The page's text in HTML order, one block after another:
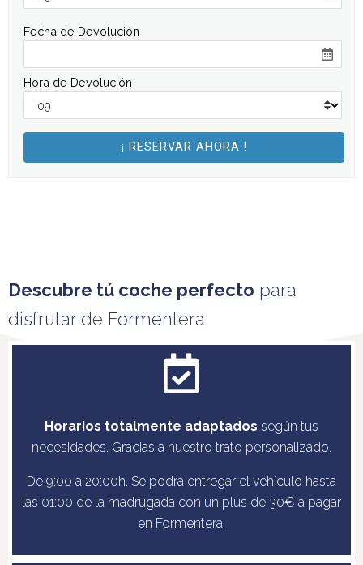
Fecha de Devolución
Hora de Devolución
Descubre tú coche perfecto para
disfrutar de Formentera:
Horarios totalmente adaptados según tus
necesidades. Gracias a nuestro trato personalizado.
De 9:00 a 20:00h. Se podrá entregar el vehículo hasta
las 01:00 de la madrugada con un plus de 30€ a pagar
en Formentera.